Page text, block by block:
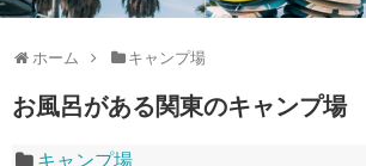
ホーム キャンプ場
お風呂がある関東のキャンプ場
キャンプ場